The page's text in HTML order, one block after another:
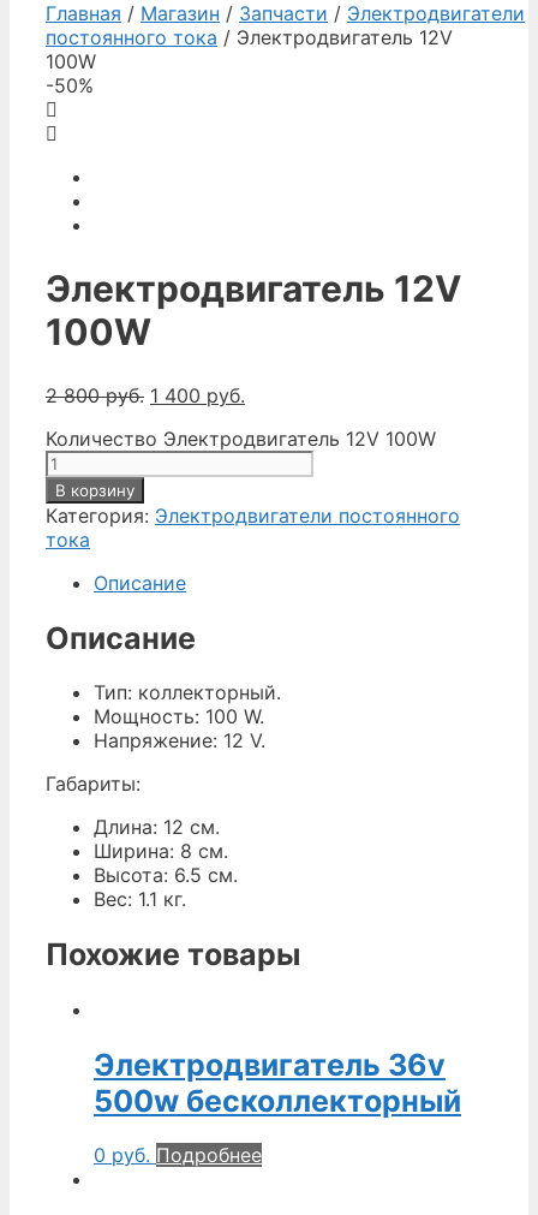
Главная / Магазин / Запчасти / Электродвигатели
постоянного тока / Электродвигатель 12V
100W
-50%
Электродвигатель 12V
100W
2 800руб. 1 400 руб.
Количество Электродвигатель 12V 100W
В корзину
Категория: Электродвигатели постоянного
тока
Описание
Описание
Тип: коллекторный.
Мощность: 100 W.
Напряжение: 12 V.
Габариты:
Длина: 12 см.
Ширина: 8 см.
Высота: 6.5 см.
Вес: 1.1 кг.
Похожие товары
Электродвигатель 36v
500w бесколлекторный
0 руб. Подробнее